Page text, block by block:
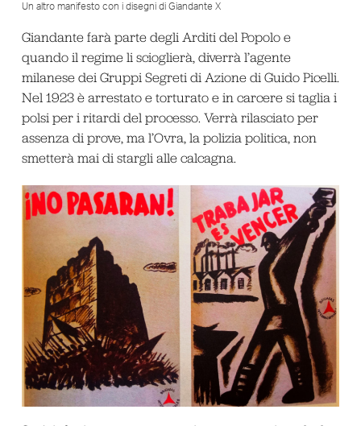
Un altro manifesto con i disegni di Giandante X
Giandante farà parte degli Arditi del Popolo e
quando il regime li scioglierà, diverrà l’agente
milanese dei Gruppi Segreti di Azione di Guido Picelli.
Nel 1923 è arrestato e torturato e in carcere si taglia i
polsi per i ritardi del processo. Verrà rilasciato per
assenza di prove, ma l’Ovra, la polizia politica, non
smetterà mai di stargli alle calcagna.